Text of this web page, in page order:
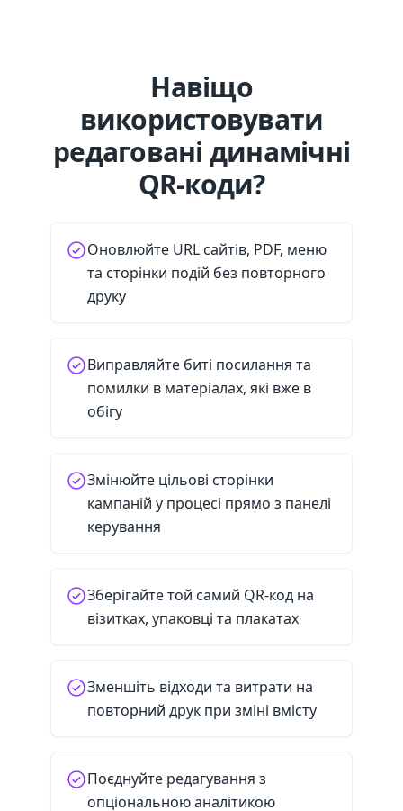
Навіщо
використовувати
редаговані динамічні
QR-коди?
Оновлюйте URL сайтів, PDF, меню
та сторінки подій без повторного
друку
Виправляйте биті посилання та
помилки в матеріалах, які вже в
обігу
Змінюйте цільові сторінки
кампаній у процесі прямо з панелі
керування
Зберігайте той самий QR-код на
візитках, упаковці та плакатах
Зменшіть відходи та витрати на
повторний друк при зміні вмісту
Поєднуйте редагування з
опціональною аналітикою